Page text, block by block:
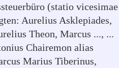
(statio vicesimae
Aurelius Asklepiades,
Theon, Marcus ..., ...
Chairemon alias
Marius Tiberinus,